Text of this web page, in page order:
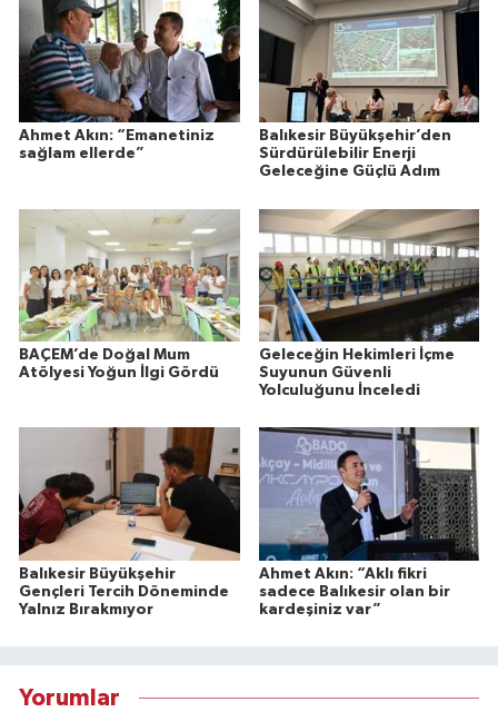
Ahmet Akın: “Emanetiniz
sağlam ellerde”
Balıkesir Büyükşehir’den
Sürdürülebilir Enerji
Geleceğine Güçlü Adım
BAÇEM’de Doğal Mum
Atölyesi Yoğun İlgi Gördü
Geleceğin Hekimleri İçme
Suyunun Güvenli
Yolculuğunu İnceledi
Balıkesir Büyükşehir
Gençleri Tercih Döneminde
Yalnız Bırakmıyor
Ahmet Akın: “Aklı fikri
sadece Balıkesir olan bir
kardeşiniz var”
Yorumlar